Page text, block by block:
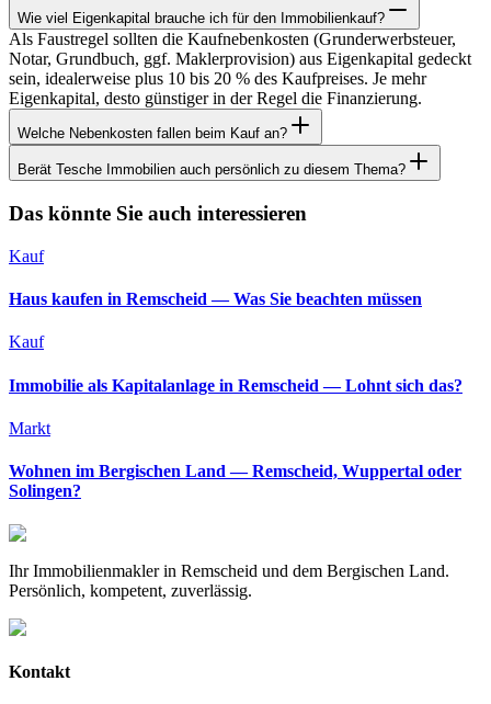
Wie viel Eigenkapital brauche ich für den Immobilienkauf?
Als Faustregel sollten die Kaufnebenkosten (Grunderwerbsteuer,
Notar, Grundbuch, ggf. Maklerprovision) aus Eigenkapital gedeckt
sein, idealerweise plus 10 bis 20 % des Kaufpreises. Je mehr
Eigenkapital, desto günstiger in der Regel die Finanzierung.
Welche Nebenkosten fallen beim Kauf an?
Berät Tesche Immobilien auch persönlich zu diesem Thema?
Das könnte Sie auch interessieren
Kauf
Haus kaufen in Remscheid — Was Sie beachten müssen
Kauf
Immobilie als Kapitalanlage in Remscheid — Lohnt sich das?
Markt
Wohnen im Bergischen Land — Remscheid, Wuppertal oder
Solingen?
Ihr Immobilienmakler in Remscheid und dem Bergischen Land.
Persönlich, kompetent, zuverlässig.
Kontakt